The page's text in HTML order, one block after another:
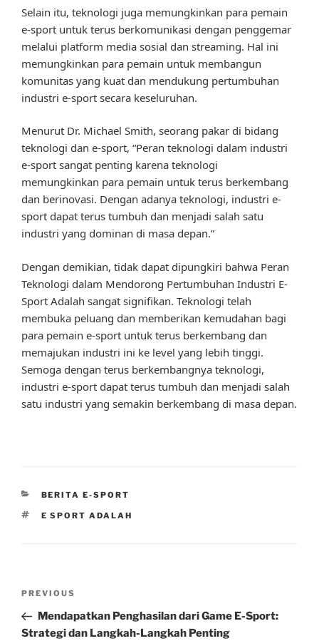
Selain itu, teknologi juga memungkinkan para pemain
e-sport untuk terus berkomunikasi dengan penggemar
melalui platform media sosial dan streaming. Hal ini
memungkinkan para pemain untuk membangun
komunitas yang kuat dan mendukung pertumbuhan
industri e-sport secara keseluruhan.
Menurut Dr. Michael Smith, seorang pakar di bidang
teknologi dan e-sport, “Peran teknologi dalam industri
e-sport sangat penting karena teknologi
memungkinkan para pemain untuk terus berkembang
dan berinovasi. Dengan adanya teknologi, industri e-
sport dapat terus tumbuh dan menjadi salah satu
industri yang dominan di masa depan.”
Dengan demikian, tidak dapat dipungkiri bahwa Peran
Teknologi dalam Mendorong Pertumbuhan Industri E-
Sport Adalah sangat signifikan. Teknologi telah
membuka peluang dan memberikan kemudahan bagi
para pemain e-sport untuk terus berkembang dan
memajukan industri ini ke level yang lebih tinggi.
Semoga dengan terus berkembangnya teknologi,
industri e-sport dapat terus tumbuh dan menjadi salah
satu industri yang semakin berkembang di masa depan.
CATEGORIES
BERITA E-SPORT
TAGS
E SPORT ADALAH
Previous
Post
PREVIOUS
Mendapatkan Penghasilan dari Game E-Sport:
Strategi dan Langkah-Langkah Penting